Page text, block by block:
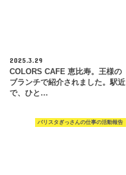
2025.3.29
COLORS CAFE 恵比寿。王様の
ブランチで紹介されました。駅近
で、ひと…
バリスタぎっさんの仕事の活動報告